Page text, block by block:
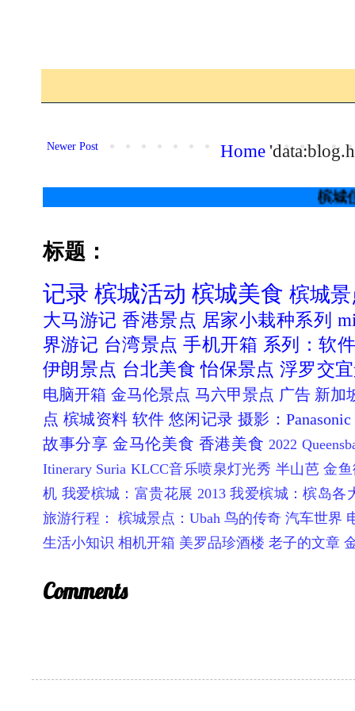
Newer Post Home
槟城住行吃喝玩
标题：
记录 槟城活动 槟城美食 槟城
大马游记 香港景点 居家小栽种系列
界游记 台湾景点 手机开箱 系列：软
伊朗景点 台北美食 怡保景点 浮罗交
电脑开箱 金马伦景点 马六甲景点 广告 新加
点 槟城资料 软件 悠闲记录 摄影：
故事分享 金马伦美食 香港美食 2022
Itinerary Suria KLCC音乐喷泉灯光秀 半山芭 金
机 我爱槟城：富贵花展 2013 我爱槟城：槟岛各
旅游行程：
槟城景点：Ubah 鸟的传奇 汽车世界
生活小知识 相机开箱 美罗品珍酒楼 老子的文章
Comments